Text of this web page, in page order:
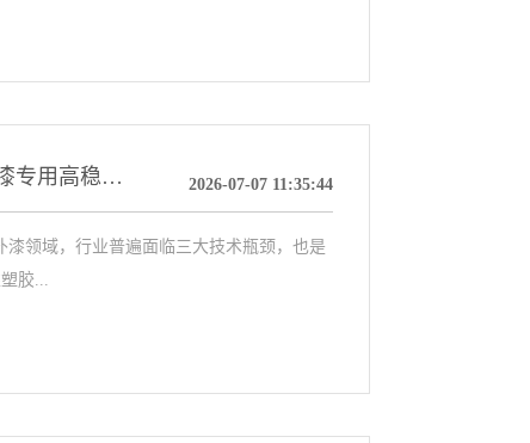
SP4502功能性丙烯酸树脂：难附着塑胶基材手喷漆专用高稳定树脂 2026-07-07 11:35:44
领域，行业普遍面临三大技术瓶颈，也是
胶...